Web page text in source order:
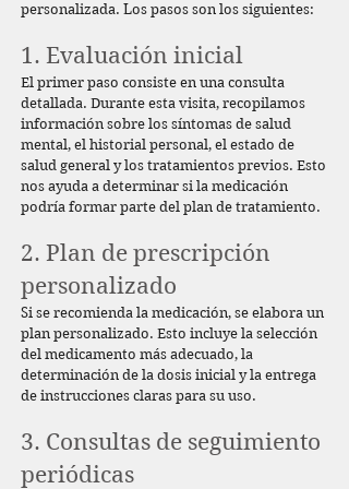
personalizada. Los pasos son los siguientes:
1. Evaluación inicial
El primer paso consiste en una consulta
detallada. Durante esta visita, recopilamos
información sobre los síntomas de salud
mental, el historial personal, el estado de
salud general y los tratamientos previos. Esto
nos ayuda a determinar si la medicación
podría formar parte del plan de tratamiento.
2. Plan de prescripción
personalizado
Si se recomienda la medicación, se elabora un
plan personalizado. Esto incluye la selección
del medicamento más adecuado, la
determinación de la dosis inicial y la entrega
de instrucciones claras para su uso.
3. Consultas de seguimiento
periódicas